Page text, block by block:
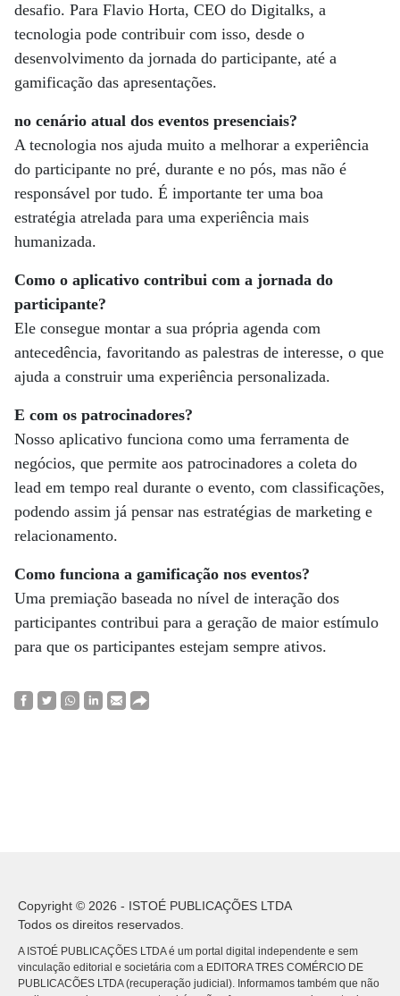
desafio. Para Flavio Horta, CEO do Digitalks, a
tecnologia pode contribuir com isso, desde o
desenvolvimento da jornada do participante, até a
gamificação das apresentações.
no cenário atual dos eventos presenciais?
A tecnologia nos ajuda muito a melhorar a experiência
do participante no pré, durante e no pós, mas não é
responsável por tudo. É importante ter uma boa
estratégia atrelada para uma experiência mais
humanizada.
Como o aplicativo contribui com a jornada do
participante?
Ele consegue montar a sua própria agenda com
antecedência, favoritando as palestras de interesse, o que
ajuda a construir uma experiência personalizada.
E com os patrocinadores?
Nosso aplicativo funciona como uma ferramenta de
negócios, que permite aos patrocinadores a coleta do
lead em tempo real durante o evento, com classificações,
podendo assim já pensar nas estratégias de marketing e
relacionamento.
Como funciona a gamificação nos eventos?
Uma premiação baseada no nível de interação dos
participantes contribui para a geração de maior estímulo
para que os participantes estejam sempre ativos.
Copyright © 2026 - ISTOÉ PUBLICAÇÕES LTDA
Todos os direitos reservados.
A ISTOÉ PUBLICAÇÕES LTDA é um portal digital independente e sem
vinculação editorial e societária com a EDITORA TRES COMÉRCIO DE
PUBLICACÕES LTDA (recuperação judicial). Informamos também que não